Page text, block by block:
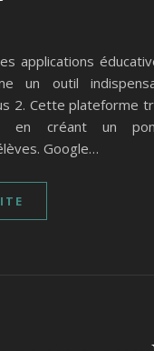
applications
un outil
2. Cette plateforme
en créant un
Google…